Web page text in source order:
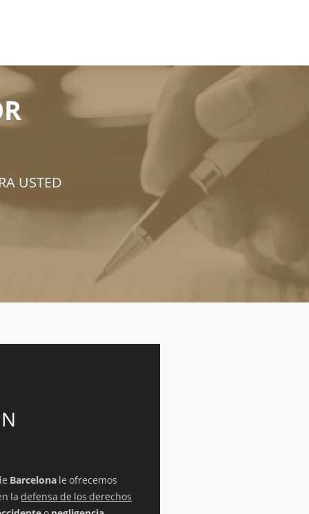
USTED
Barcelona le ofrecemos
ladefensa de los derechos